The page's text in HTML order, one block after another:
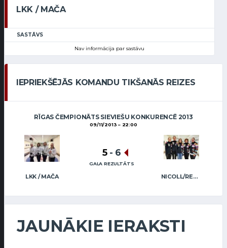
LKK / MAČA
SASTĀVS
Nav informācija par sastāvu
IEPRIEKŠĒJĀS KOMANDU TIKŠANĀS REIZES
RĪGAS ČEMPIONĀTS SIEVIEŠU KONKURENCĒ 2013
09/11/2013 22:00
LKK / MAČA NICOLL/REGŽA
5 - 6
GALA REZULTĀTS
JAUNĀKIE IERAKSTI